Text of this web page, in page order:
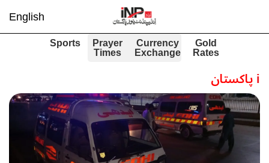
English
Gold
Rates
Currency
Exchange
Prayer
Times
Sports
iپاکستان